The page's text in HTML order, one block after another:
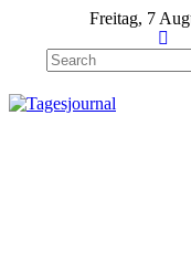
Freitag, 7